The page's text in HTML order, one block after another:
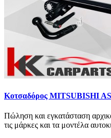
Κοτσαδόρος MITSUBISHI
Πώληση και εγκατάσταση
τις μάρκες και τα μοντέλα